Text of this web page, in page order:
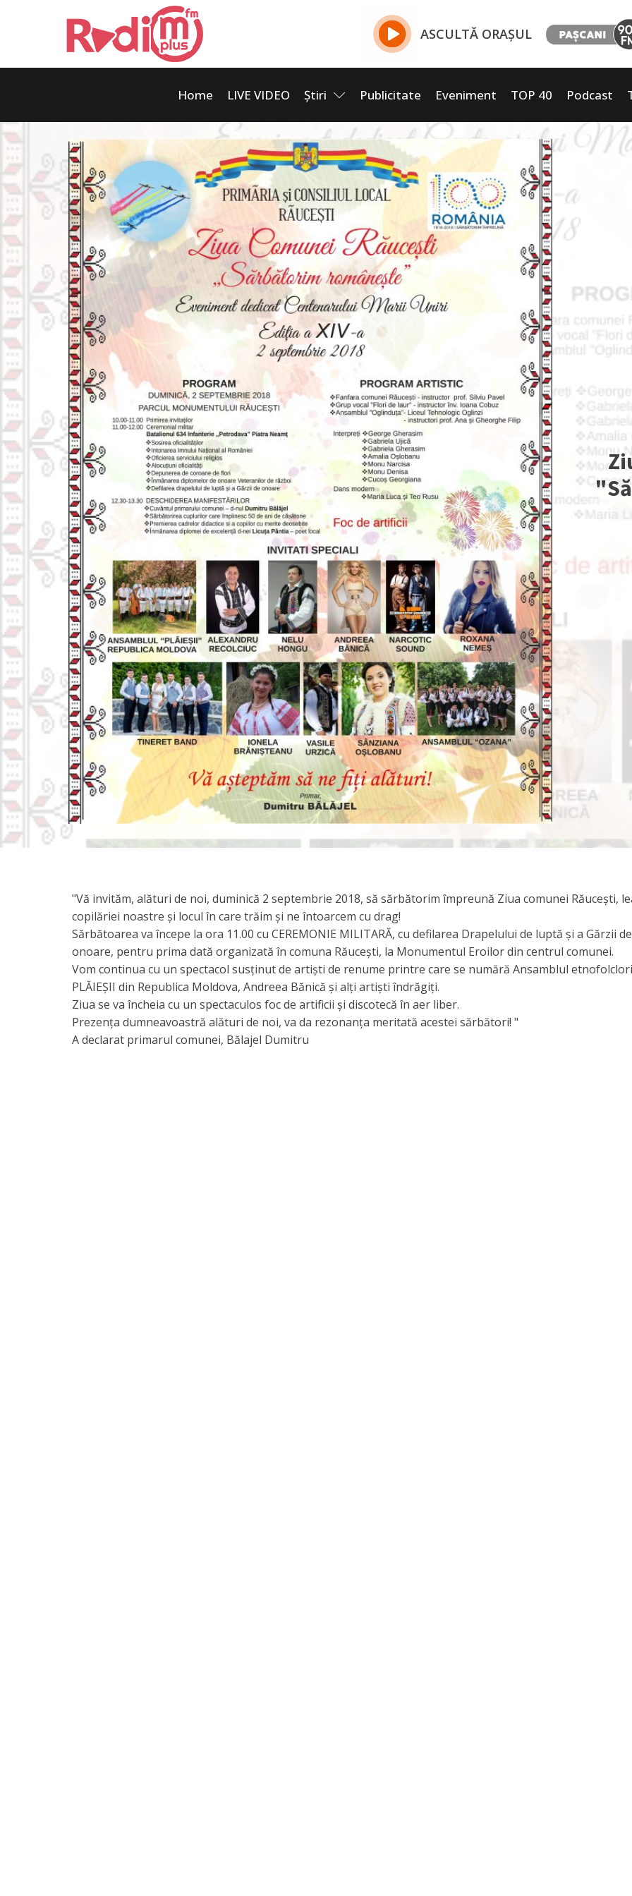
ASCULTĂ ORAȘUL
Home LIVE VIDEO Știri Publicitate Eveniment TOP 40 Podcast
"Vă invităm, alături de noi, duminică 2 septembrie 2018, să sărbătorim împreună Ziua comunei Răuceşti,
copilăriei noastre şi locul în care trăim şi ne întoarcem cu drag!
Sărbătoarea va începe la ora 11.00 cu CEREMONIE MILITARĂ, cu defilarea Drapelului de luptă şi a Gărzii de
onoare, pentru prima dată organizată în comuna Răuceşti, la Monumentul Eroilor din centrul comunei.
Vom continua cu un spectacol susținut de artişti de renume printre care se numără Ansamblul
PLĂIEŞII din Republica Moldova, Andreea Bănică şi alți artişti îndrăgiți.
Ziua se va încheia cu un spectaculos foc de artificii şi discotecă în aer liber.
Prezența dumneavoastră alături de noi, va da rezonanța meritată acestei sărbători! "
A declarat primarul comunei, Bălajel Dumitru